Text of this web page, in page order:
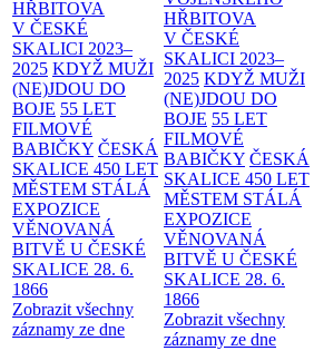
HŘBITOVA
V ČESKÉ
SKALICI 2023–
2025 KDYŽ MUŽI
(NE)JDOU DO
BOJE 55 LET
FILMOVÉ
BABIČKY ČESKÁ
SKALICE 450 LET
MĚSTEM STÁLÁ
EXPOZICE
VĚNOVANÁ
BITVĚ U ČESKÉ
SKALICE 28. 6.
1866
Zobrazit všechny
záznamy ze dne
HŘBITOVA
V ČESKÉ
SKALICI 2023–
2025 KDYŽ MUŽI
(NE)JDOU DO
BOJE 55 LET
FILMOVÉ
BABIČKY ČESKÁ
SKALICE 450 LET
MĚSTEM STÁLÁ
EXPOZICE
VĚNOVANÁ
BITVĚ U ČESKÉ
SKALICE 28. 6.
1866
Zobrazit všechny
záznamy ze dne